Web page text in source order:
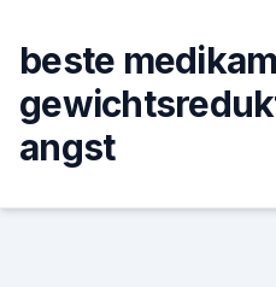
content
beste
angst